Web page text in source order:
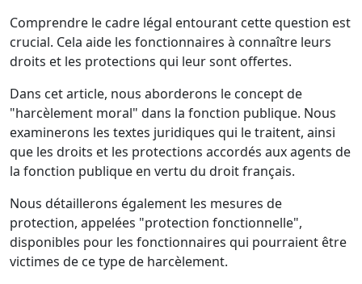
Comprendre le cadre légal entourant cette question est
crucial. Cela aide les fonctionnaires à connaître leurs
droits et les protections qui leur sont offertes.
Dans cet article, nous aborderons le concept de
"harcèlement moral" dans la fonction publique. Nous
examinerons les textes juridiques qui le traitent, ainsi
que les droits et les protections accordés aux agents de
la fonction publique en vertu du droit français.
Nous détaillerons également les mesures de
protection, appelées "protection fonctionnelle",
disponibles pour les fonctionnaires qui pourraient être
victimes de ce type de harcèlement.